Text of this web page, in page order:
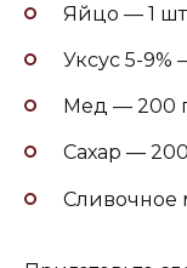
Яйцо — 1
Уксус 5-9%
Мед — 200
Сахар —
Сливочное